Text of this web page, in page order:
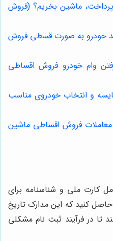
ماشین بخریم؟ (فروش
خودرو به صورت قسطی فروش
وام خودرو فروش اقساطی
و انتخاب خودروی مناسب
معاملات فروش اقساطی ماشین
کارت ملی و شناسنامه برای
کنید که این مدارک تاریخ
تا در فرآیند ثبت نام مشکلی